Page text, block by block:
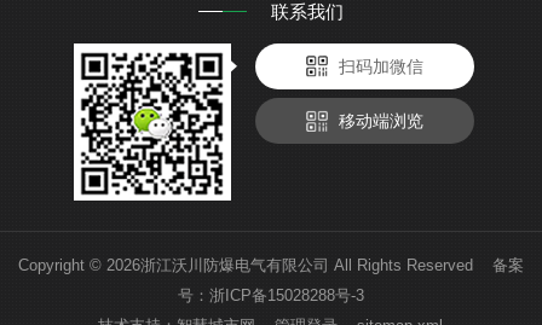
联系我们
扫码加微信
移动端浏览
Copyright © 2026浙江沃川防爆电气有限公司 All Rights Reserved 备案
号： 浙ICP备15028288号-3